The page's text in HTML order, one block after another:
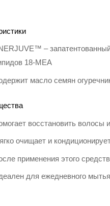
–
18-MEA
масло семян
восстановить волосы
очищает и
применения этого
для ежедневного